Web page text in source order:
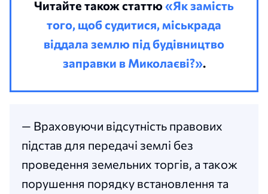
Читайте також статтю«Як замість
того, щоб судитися, міськрада
віддала землю під будівництво
заправки в Миколаєві?».
— Враховуючи відсутність правових
підстав для передачі землі без
проведення земельних торгів, а також
порушення порядку встановлення та